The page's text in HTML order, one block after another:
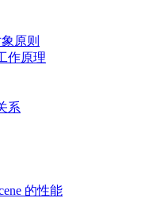
原则
作原理
系
的性能